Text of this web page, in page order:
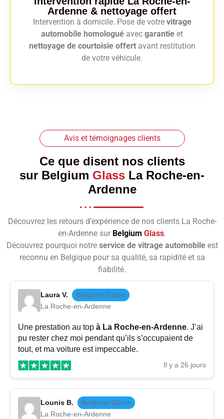
Ardenne & nettoyage offert
Intervention à domicile. Pose de votre vitrage
automobile homologué avec garantie et
nettoyage de courtoisie offertavant restitution
de votre véhicule.
Avis et témoignages clients
Ce que disent nos clients
sur Belgium Glass La Roche-en-
Ardenne
Découvrez les retours d’expérience de nos clients La Roche-
en-Ardenne sur Belgium Glass.
Découvrez pourquoi notre service de vitrage automobileest
reconnu en Belgique pour sa qualité, sa rapidité et sa
fiabilité.
Laura V.
Belgium Glass
La Roche-en-Ardenne
Une prestation au top à La Roche-en-Ardenne. J’ai
pu rester chez moi pendant qu’ils s’occupaient de
tout, et ma voiture est impeccable.
Il y a 26 jours
Lounis B.
Belgium Glass
La Roche-en-Ardenne